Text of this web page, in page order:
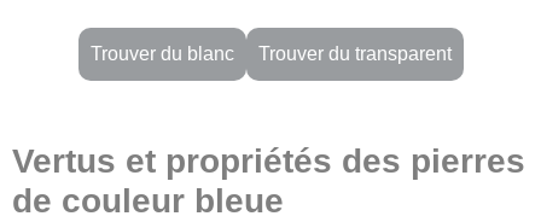
Trouver du blanc Trouver du transparent
Vertus et propriétés des pierres
de couleur bleue